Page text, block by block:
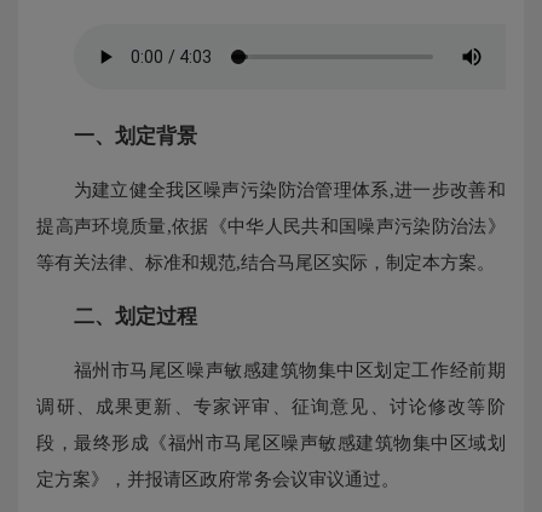
一、划定背景
为建立健全我区噪声污染防治管理体系,进一步改善和
提高声环境质量,依据《中华人民共和国噪声污染防治法》
等有关法律、标准和规范,结合马尾区实际，制定本方案。
二、划定过程
福州市马尾区噪声敏感建筑物集中区划定工作经前期
调研、成果更新、专家评审、征询意见、讨论修改等阶
段，最终形成《福州市马尾区噪声敏感建筑物集中区域划
定方案》，并报请区政府常务会议审议通过。